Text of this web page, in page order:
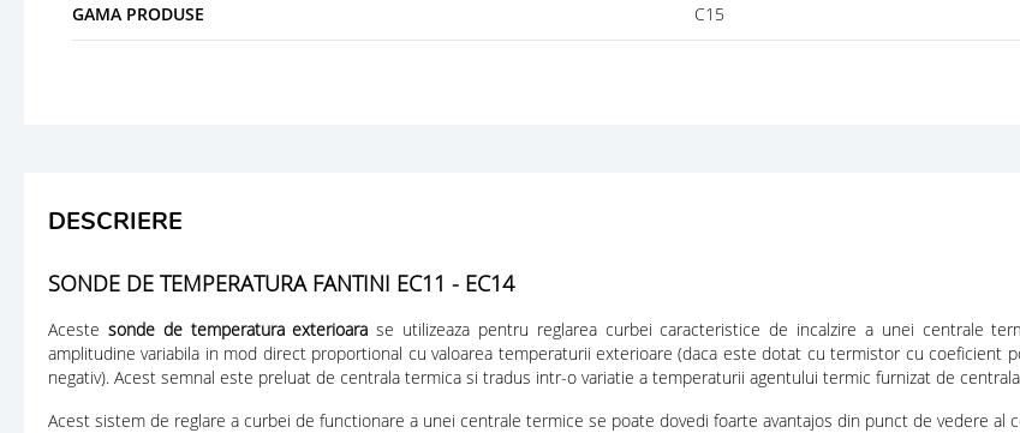
GAMA PRODUSE C15
DESCRIERE
SONDE DE TEMPERATURA FANTINI EC11 - EC14
Aceste sonde de temperatura exterioara se utilizeaza pentru reglarea curbei caracteristice de incalzire a unei centrale
amplitudine variabila in mod direct proportional cu valoarea temperaturii exterioare (daca este dotat cu termistor cu coeficient
negativ). Acest semnal este preluat de centrala termica si tradus intr-o variatie a temperaturii agentului termic furnizat de
Acest sistem de reglare a curbei de functionare a unei centrale termice se poate dovedi foarte avantajos din punct de vedere al